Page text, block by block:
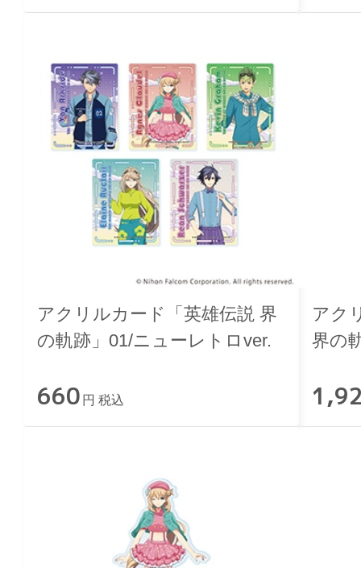
アクリルカード「英雄伝説 界
の軌跡」01/ニューレトロver.
660 円 税込
アク
界の